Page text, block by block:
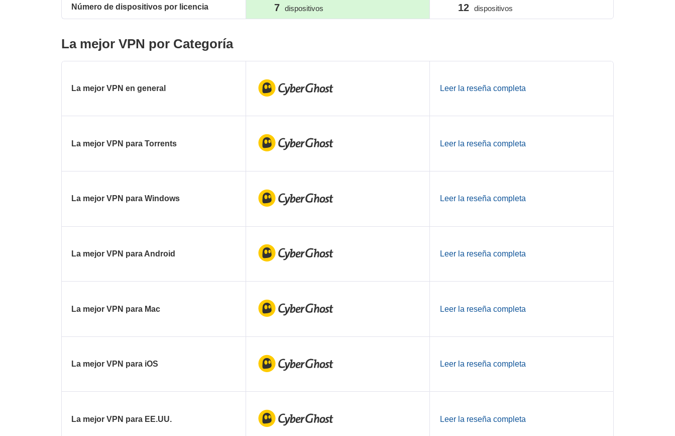
Número de dispositivos por licencia 7 dispositivos 12 dispositivos
La mejor VPN por Categoría
La mejor VPN en general Leer la reseña completa
La mejor VPN para Torrents Leer la reseña completa
La mejor VPN para Windows Leer la reseña completa
La mejor VPN para Android Leer la reseña completa
La mejor VPN para Mac Leer la reseña completa
La mejor VPN para iOS Leer la reseña completa
La mejor VPN para EE.UU. Leer la reseña completa